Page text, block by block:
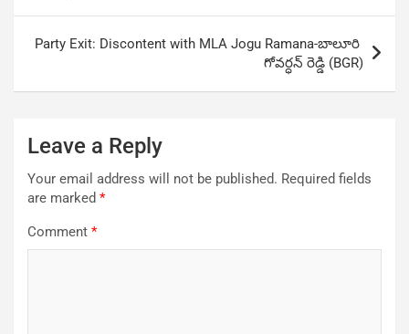
Party Exit: Discontent with MLA Jogu Ramana-బాలూరి
గోవర్ధన్ రెడ్డి (BGR)
Leave a Reply
Your email address will not be published. Required fields
are marked *
Comment *